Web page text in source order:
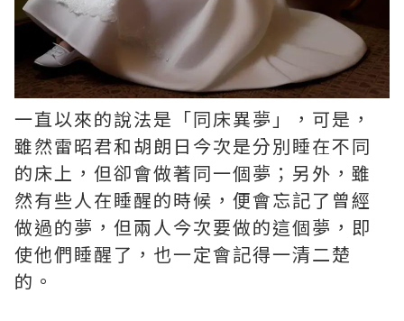
一直以來的說法是「同床異夢」，可是，
雖然雷昭君和胡朗日今次是分別睡在不同
的床上，但卻會做著同一個夢；另外，雖
然有些人在睡醒的時候，便會忘記了曾經
做過的夢，但兩人今次要做的這個夢，即
使他們睡醒了，也一定會記得一清二楚
的。